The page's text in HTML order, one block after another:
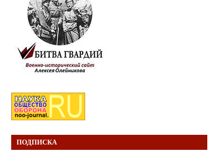
ПОДПИСКА